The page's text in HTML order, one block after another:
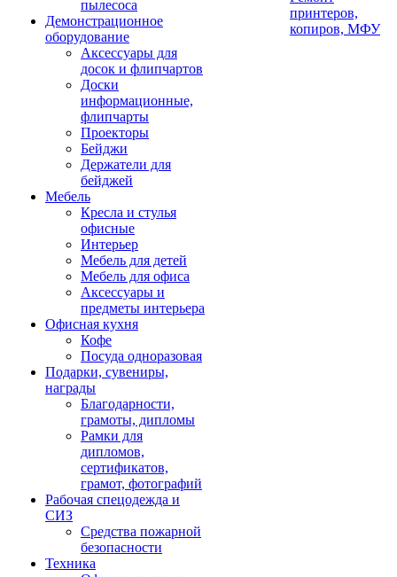
пылесоса
Демонстрационное
оборудование
Аксессуары для
досок и флипчартов
Доски
информационные,
флипчарты
Проекторы
Бейджи
Держатели для
бейджей
Мебель
Кресла и стулья
офисные
Интерьер
Мебель для детей
Мебель для офиса
Аксессуары и
предметы интерьера
Офисная кухня
Кофе
Посуда одноразовая
Подарки, сувениры,
награды
Благодарности,
грамоты, дипломы
Рамки для
дипломов,
сертификатов,
грамот, фотографий
Рабочая спецодежда и
СИЗ
Средства пожарной
безопасности
Техника
принтеров,
копиров, МФУ